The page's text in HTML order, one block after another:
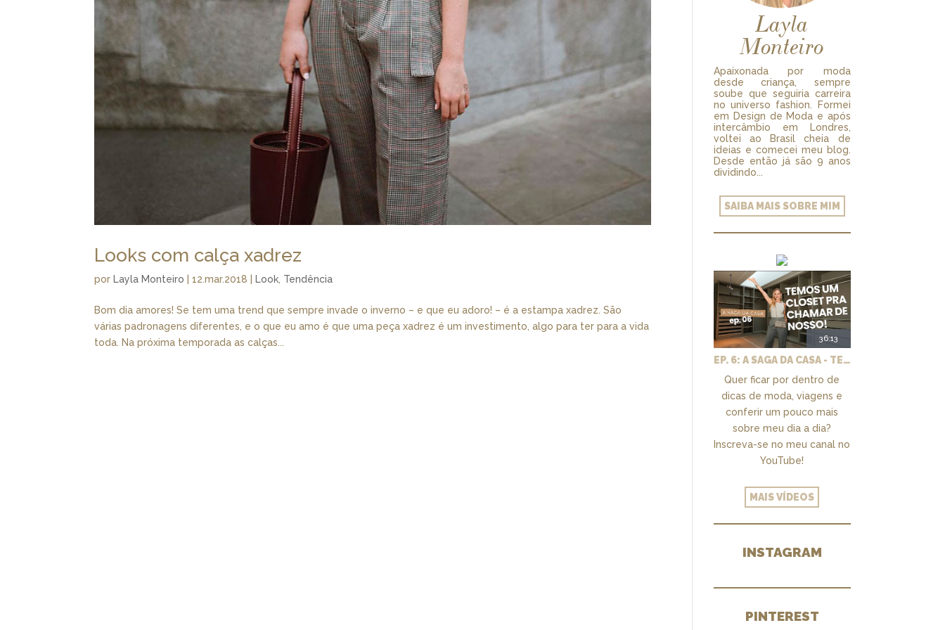
Looks com calça xadrez
porLayla Monteiro |12.mar.2018 |Look, Tendência
Bom dia amores! Se tem uma trend que sempre invade o inverno – e que eu adoro! – é a estampa xadrez. São
várias padronagens diferentes, e o que eu amo é que uma peça xadrez é um investimento, algo para ter para a vida
toda. Na próxima temporada as calças...
Layla
Monteiro
Apaixonada por moda
desde criança, sempre
soube que seguiria carreira
no universo fashion. Formei
em Design de Moda e após
intercâmbio em Londres,
voltei ao Brasil cheia de
ideias e comecei meu blog.
Desde então já são 9 anos
dividindo...
SAIBA MAIS SOBRE MIM
36:13
EP. 6: A SAGA DA CASA - TEMOS UM CLOSET PRA CHAMAR DE NOSSO + MARCENARIA E PAISAGISMO
Quer ficar por dentro de
dicas de moda, viagens e
conferir um pouco mais
sobre meu dia a dia?
Inscreva-se no meu canal no
YouTube!
MAIS VÍDEOS
INSTAGRAM
PINTEREST